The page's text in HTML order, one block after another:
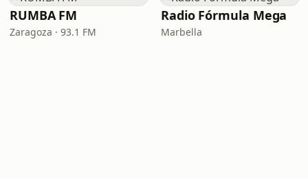
RUMBA FM
Zaragoza · 93.1 FM
Radio Fórmula Mega
Marbella